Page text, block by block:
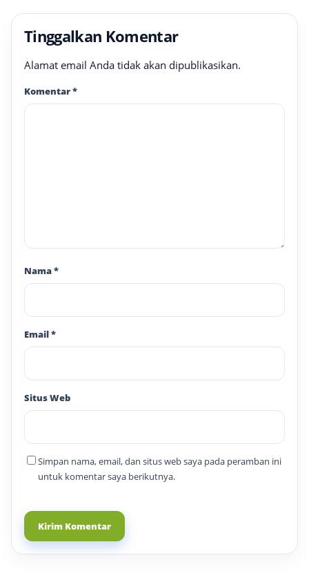
Tinggalkan Komentar
Alamat email Anda tidak akan dipublikasikan.
Komentar*
Nama*
Email*
Situs Web
Simpan nama, email, dan situs web saya pada peramban ini
untuk komentar saya berikutnya.